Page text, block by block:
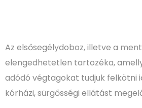
Az elsősegélydoboz, illetve a
elengedhetetlen tartozéka,
adódó végtagokat tudjuk felkötni
kórházi, sürgősségi ellátást